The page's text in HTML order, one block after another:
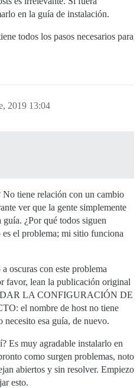
en la guía de instalación.
todos los pasos necesarios para
2019 13:04
No tiene relación con un cambio
ver que la gente simplemente
¿Por qué todos siguen
es el problema; mi sitio funciona
oscuras con este problema
favor, lean la publicación original
LA CONFIGURACIÓN DE
el nombre de host no tiene
necesito esa guía, de nuevo.
Es muy agradable instalarlo en
como surgen problemas, noto
abiertos y sin resolver. Empiezo
esto.